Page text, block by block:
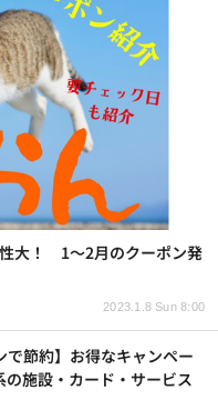
2023.1.8 Sun 8:00
性大！ 1～2月のクーポン発
で節約】お得なキャンペー
の施設・カード・サービス